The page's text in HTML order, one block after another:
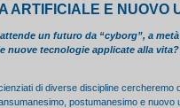
ARTIFICIALE E NUOVO
un futuro da “cyborg”, a
nuove tecnologie applicate alla
di diverse discipline cercheremo
postumanesimo e nuovo